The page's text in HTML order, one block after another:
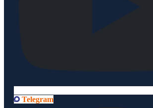
Telegram